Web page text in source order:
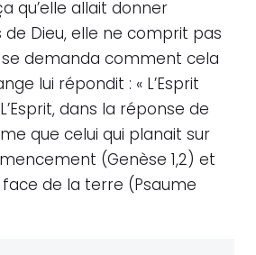
qu’elle allait donner
de Dieu, elle ne comprit pas
demanda comment cela
lui répondit : « L’Esprit
dans la réponse de
que celui qui planait sur
(Genèse 1,2) et
de la terre (Psaume